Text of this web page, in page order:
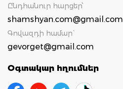
Ընդհանուր հարցեր՝
shamshyan.com@gmail.com
Գովազդի համար`
gevorget@gmail.com
Օգտակար հղումներ